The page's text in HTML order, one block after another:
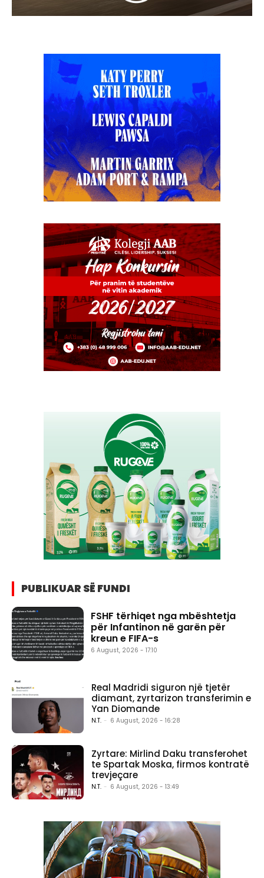
PUBLIKUAR SË FUNDI
FSHF tërhiqet nga mbështetja
për Infantinon në garën për
kreun e FIFA-s
6 August, 2026 - 17:10
Real Madridi siguron një tjetër
diamant, zyrtarizon transferimin e
Yan Diomande
N.T. - 6 August, 2026 - 16:28
Zyrtare: Mirlind Daku transferohet
te Spartak Moska, firmos kontratë
trevjeçare
N.T. - 6 August, 2026 - 13:49